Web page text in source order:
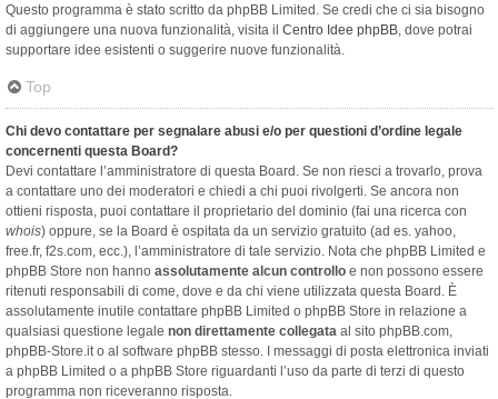
Questo programma è stato scritto da phpBB Limited. Se credi che ci sia bisogno
di aggiungere una nuova funzionalità, visita il Centro Idee phpBB, dove potrai
supportare idee esistenti o suggerire nuove funzionalità.
Top
Chi devo contattare per segnalare abusi e/o per questioni d’ordine legale
concernenti questa Board?
Devi contattare l’amministratore di questa Board. Se non riesci a trovarlo, prova
a contattare uno dei moderatori e chiedi a chi puoi rivolgerti. Se ancora non
ottieni risposta, puoi contattare il proprietario del dominio (fai una ricerca con
whois) oppure, se la Board è ospitata da un servizio gratuito (ad es. yahoo,
free.fr, f2s.com, ecc.), l’amministratore di tale servizio. Nota che phpBB Limited e
phpBB Store non hanno assolutamente alcun controllo e non possono essere
ritenuti responsabili di come, dove e da chi viene utilizzata questa Board. È
assolutamente inutile contattare phpBB Limited o phpBB Store in relazione a
qualsiasi questione legale non direttamente collegata al sito phpBB.com,
phpBB-Store.it o al software phpBB stesso. I messaggi di posta elettronica inviati
a phpBB Limited o a phpBB Store riguardanti l’uso da parte di terzi di questo
programma non riceveranno risposta.